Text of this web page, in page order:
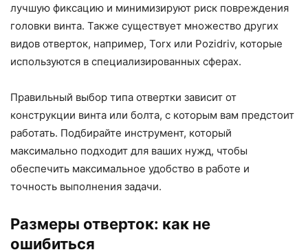
лучшую фиксацию и минимизируют риск повреждения
головки винта. Также существует множество других
видов отверток, например, Torx или Pozidriv, которые
используются в специализированных сферах.
Правильный выбор типа отвертки зависит от
конструкции винта или болта, с которым вам предстоит
работать. Подбирайте инструмент, который
максимально подходит для ваших нужд, чтобы
обеспечить максимальное удобство в работе и
точность выполнения задачи.
Размеры отверток: как не
ошибиться